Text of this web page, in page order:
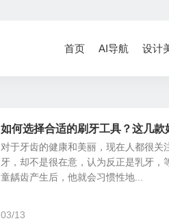
首页 AI导航 设计
如何选择合适的刷牙工具？这几
对于牙齿的健康和美丽，现在人都很关
牙，却不是很在意，认为反正是乳牙
童龋齿产生后，他就会习惯性地...
03/13